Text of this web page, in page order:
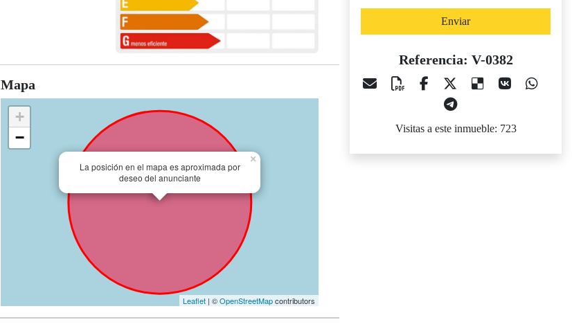
Mapa
La posición en el mapa es aproximada por
deseo del anunciante
×
+
−
Leaflet | ©OpenStreetMapcontributors
Enviar
Referencia: V-0382
Visitas a este inmueble: 723